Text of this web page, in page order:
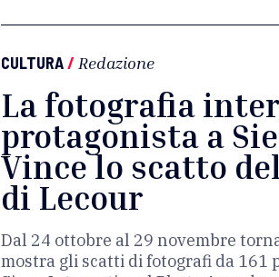
CULTURA/ Redazione
La fotografia
protagonista a
Vince lo scatto
di Lecour
Dal 24 ottobre al 29 novembre
mostra gli scatti di fotografi da 161